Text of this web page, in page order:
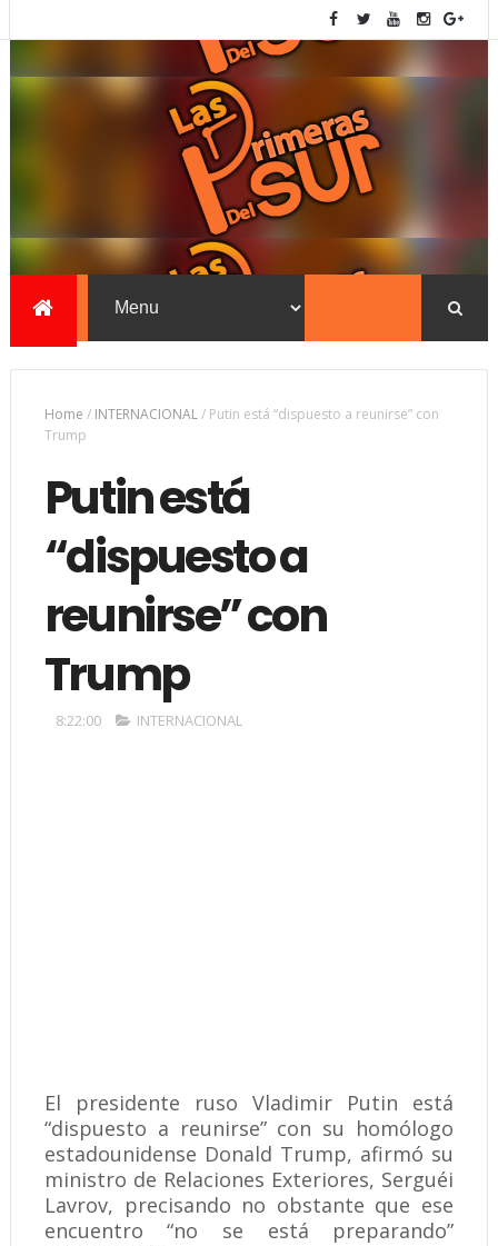
Home / INTERNACIONAL/ Putin está “dispuesto a reunirse” con
Trump
Putin está
“dispuesto a
reunirse” con
Trump
8:22:00 INTERNACIONAL
El presidente ruso Vladimir Putin está
“dispuesto a reunirse” con su homólogo
estadounidense Donald Trump, afirmó su
ministro de Relaciones Exteriores, Serguéi
Lavrov, precisando no obstante que ese
encuentro “no se está preparando”